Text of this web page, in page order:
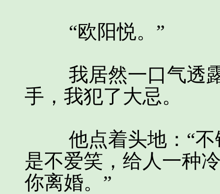
“欧阳悦。”
我居然一口气透露
手，我犯了大忌。
他点着头地：“不
是不爱笑，给人一种
你离婚。”